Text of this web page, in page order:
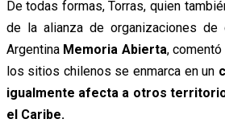
De todas formas, Torras, quien
de la alianza de organizaciones de
Argentina Memoria Abierta,
los sitios chilenos se enmarca en un
igualmente afecta a otros
el Caribe.